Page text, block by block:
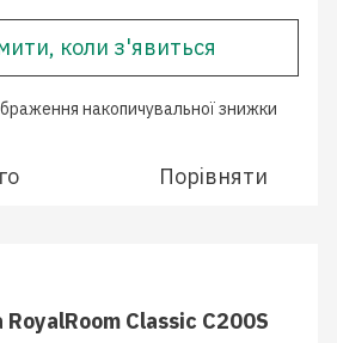
коли з'явиться
накопичувальної знижки
Порівняти
Classic C200S